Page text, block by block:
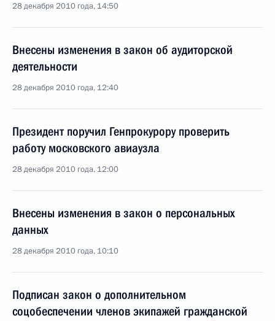
28 декабря 2010 года, 14:50
Внесены изменения в закон об аудиторской
деятельности
28 декабря 2010 года, 12:40
Президент поручил Генпрокурору проверить
работу московского авиаузла
28 декабря 2010 года, 12:00
Внесены изменения в закон о персональных
данных
28 декабря 2010 года, 10:10
Подписан закон о дополнительном
соцобеспечении членов экипажей гражданской